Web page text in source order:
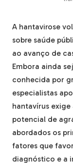
A hantavirose
sobre saúde
ao avanço de
Embora ainda
conhecida por
especialistas
hantavírus
potencial de
abordados os
fatores que
diagnóstico e a